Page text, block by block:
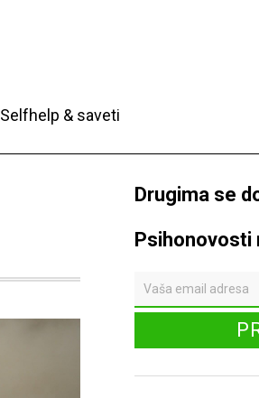
Selfhelp & saveti
Drugima se
Psihonovosti